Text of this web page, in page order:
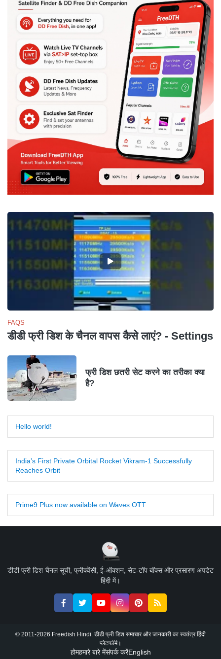
FAQS
डीडी फ्री डिश के चैनल वापस कैसे लाएं? - Settings
फ्री डिश छतरी सेट करने का तरीका क्या
है?
Hello world!
India’s First Private Orbital Rocket Vikram-1 Successfully
Reaches Orbit
Prime9 Plus now available on Waves OTT
डीडी फ्री डिश चैनल सूची, फ्रीक्वेंसी, ई-ऑक्शन, सेट-टॉप बॉक्स और प्रसारण अपडेट
हिंदी में।
© 2011-2026 Freedish Hindi. डीडी फ्री डिश समाचार और जानकारी का स्वतंत्र हिंदी
प्लेटफॉर्म।
होमहमारे बारे मेंसंपर्क करेंEnglish